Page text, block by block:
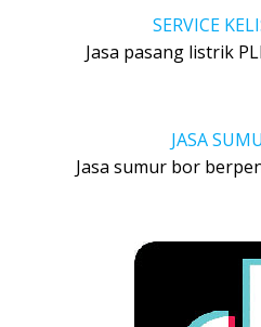
SERVICE
Jasa pasang listrik
JASA
Jasa sumur bor